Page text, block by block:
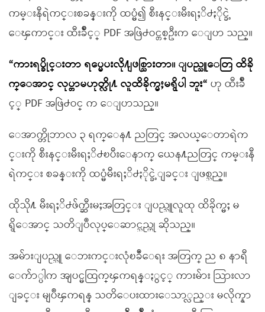
ကမ္းနီရဲကင္းစခန္းကို ထပ္မံ၍ စီးနင္းမီးရႈိ႕ႏိုင္ခဲ့
ေၾကာင္း ထီးခ်ိဳင့္ PDF အဖြဲ႕ဝင္တစ္ဦးက ေျပာ သည္။
“ကားရပ္ခိုင္းတာ ရပ္မေပးလို႔ျဖစ္သြားတာ။ ျပည္သူေတြ ထိခို
က္ေအာင္ လုပ္တာမဟုတ္လို႔ လူထိခိုက္မႈမရွိပါ ဘူး“ ဟု ထီးခ်ိဳ
င့္ PDF အဖြဲ႕ဝင္ က ေျပာသည္။
ေအာက္တိုဘာလ ၃ ရက္ေန႔ ညတြင္ အလယ္ေတာရဲက
င္းကို စီးနင္းမီးရႈိ႕ၿပီးေနာက္ ယေန႔ညတြင္ ကမ္းနီ
ရဲကင္း စခန္းကို ထပ္မံမီးရႈိ႕ႏိုင္ခဲ့ျခင္း ျဖစ္သည္။
ထိုသို႔ မီးရႈိ႕ဖ်က္ဆီးမႈအတြင္း ျပည္သူလူထု ထိခိုက္မႈ မ
ရွိေအာင္ သတိျပဳလုပ္ေဆာင္သည္ဟု ဆိုသည္။
အမ်ားျပည္သူ ေဘးကင္းလုံၿခဳံေရး အတြက္ ည ၈ နာရီ
ေက်ာ္ပါက အျပင္မထြက္ၾကရန္ႏွင့္ ကားမ်ား သြားလာ
ျခင္း မျပဳၾကရန္ သတိေပးထားေသာ္လည္း မလိုက္နာ